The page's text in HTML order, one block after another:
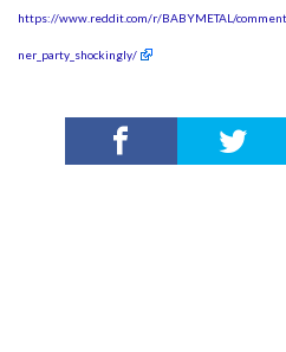
https://www.reddit.com/r/BABYMETAL/
ner_party_shockingly/